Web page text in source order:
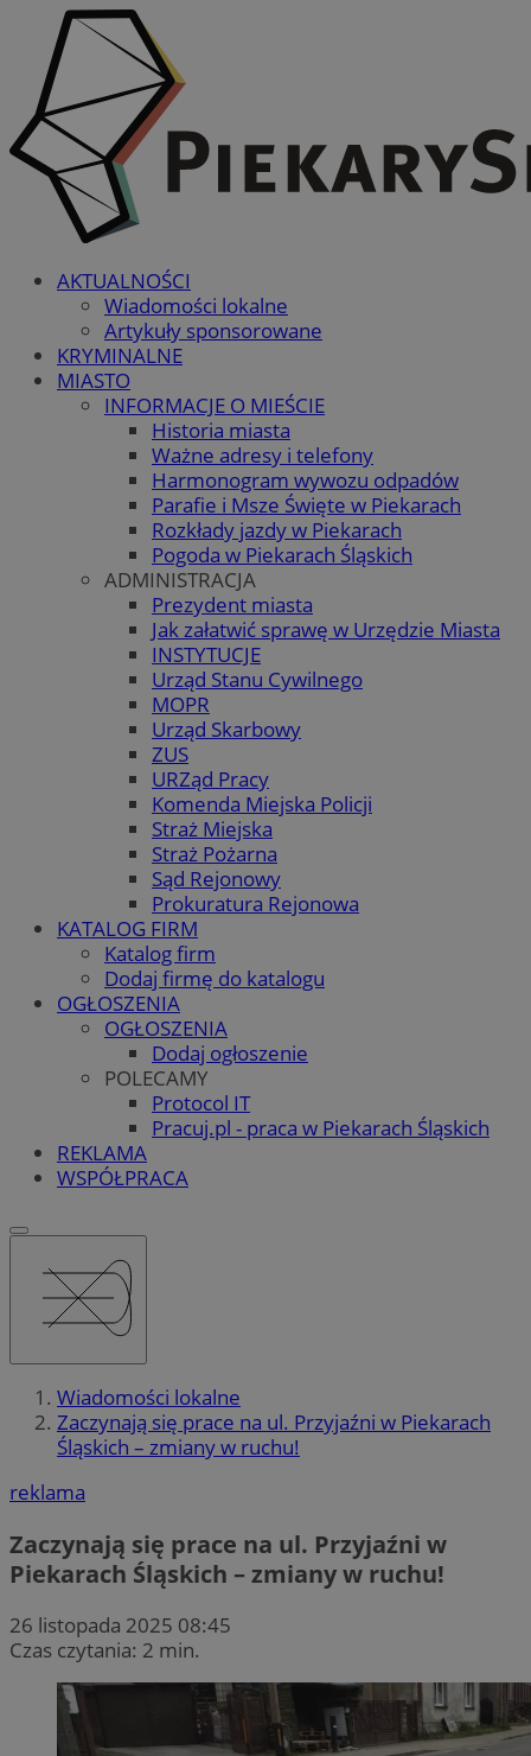
AKTUALNOŚCI
Wiadomości lokalne
Artykuły sponsorowane
KRYMINALNE
MIASTO
INFORMACJE O MIEŚCIE
Historia miasta
Ważne adresy i telefony
Harmonogram wywozu odpadów
Parafie i Msze Święte w Piekarach
Rozkłady jazdy w Piekarach
Pogoda w Piekarach Śląskich
ADMINISTRACJA
Prezydent miasta
Jak załatwić sprawę w Urzędzie Miasta
INSTYTUCJE
Urząd Stanu Cywilnego
MOPR
Urząd Skarbowy
ZUS
URZąd Pracy
Komenda Miejska Policji
Straż Miejska
Straż Pożarna
Sąd Rejonowy
Prokuratura Rejonowa
KATALOG FIRM
Katalog firm
Dodaj firmę do katalogu
OGŁOSZENIA
OGŁOSZENIA
Dodaj ogłoszenie
POLECAMY
Protocol IT
Pracuj.pl - praca w Piekarach Śląskich
REKLAMA
WSPÓŁPRACA
Wiadomości lokalne
Zaczynają się prace na ul. Przyjaźni w Piekarach
Śląskich – zmiany w ruchu!
reklama
Zaczynają się prace na ul. Przyjaźni w
Piekarach Śląskich – zmiany w ruchu!
26 listopada 2025 08:45
Czas czytania: 2 min.